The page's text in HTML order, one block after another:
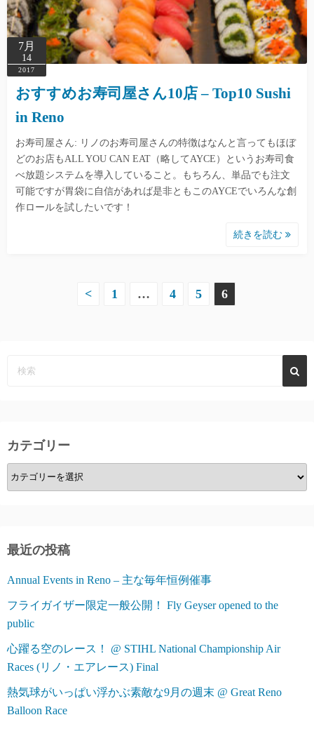
7月
14
2017
おすすめお寿司屋さん10店 – Top10 Sushi
in Reno
お寿司屋さん: リノのお寿司屋さんの特徴はなんと言ってもほぼ
どのお店もALL YOU CAN EAT（略してAYCE）というお寿司食
べ放題システムを導入していること。もちろん、単品でも注文
可能ですが胃袋に自信があれば是非ともこのAYCEでいろんな創
作ロールを試したいです！
続きを読む
ペ
送
り
< 1 … 4 5 6
カテゴリー
カ
テ
ー
最近の投稿
Annual Events in Reno – 主な毎年恒例催事
フライガイザー限定一般公開！ Fly Geyser opened to the
public
心躍る空のレース！ @ STIHL National Championship Air
Races (リノ・エアレース) Final
熱気球がいっぱい浮かぶ素敵な9月の週末 @ Great Reno
Balloon Race